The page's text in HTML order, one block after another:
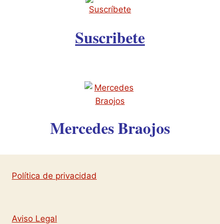
Suscribete
Mercedes Braojos
Política de privacidad
Aviso Legal